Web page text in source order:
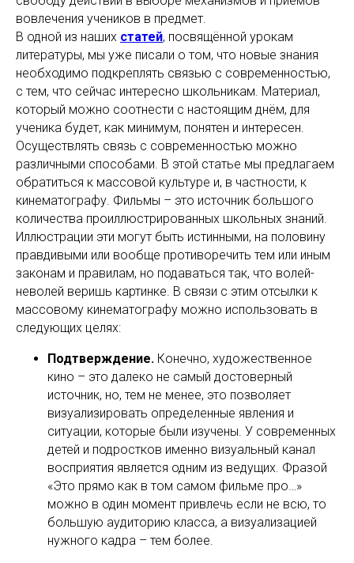
вовлечения учеников в предмет.
В одной из наших статей, посвящённой урокам
литературы, мы уже писали о том, что новые знания
необходимо подкреплять связью с современностью,
с тем, что сейчас интересно школьникам. Материал,
который можно соотнести с настоящим днём, для
ученика будет, как минимум, понятен и интересен.
Осуществлять связь с современностью можно
различными способами. В этой статье мы предлагаем
обратиться к массовой культуре и, в частности, к
кинематографу. Фильмы – это источник большого
количества проиллюстрированных школьных знаний.
Иллюстрации эти могут быть истинными, на половину
правдивыми или вообще противоречить тем или иным
законам и правилам, но подаваться так, что волей-
неволей веришь картинке. В связи с этим отсылки к
массовому кинематографу можно использовать в
следующих целях:
Подтверждение. Конечно, художественное
кино – это далеко не самый достоверный
источник, но, тем не менее, это позволяет
визуализировать определенные явления и
ситуации, которые были изучены. У современных
детей и подростков именно визуальный канал
восприятия является одним из ведущих. Фразой
«Это прямо как в том самом фильме про…»
можно в один момент привлечь если не всю, то
большую аудиторию класса, а визуализацией
нужного кадра – тем более.